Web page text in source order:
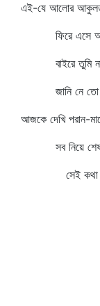
এই-যে আলোর
ফিরে এসে
বাইরে তুমি
জানি নে তো
আজকে দেখি পরান-
সব নিয়ে শেষ
সেই কথা আজ